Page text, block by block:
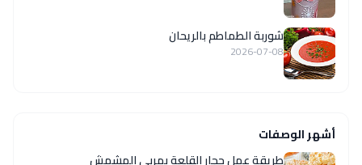
شوربة الطماطم بالريحان
2026-07-08
أشهر الوصفات
طريقة عمل حجار القلعة بمربى المشمش